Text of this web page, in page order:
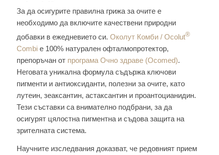
За да осигурите правилна грижа за очите е
необходимо да включите качествени природни
добавки в ежедневието си. Околут Комби / Ocolut®
Combiе 100% натурален офталмопротектор,
препоръчан от програма Очно здраве (Ocomed).
Неговата уникална формула съдържа ключови
пигменти и антиоксиданти, полезни за очите, като
лутеин, зеаксантин, астаксантин и проантоцианидин.
Тези съставки са внимателно подбрани, за да
осигурят цялостна пигментна и съдова защита на
зрителната система.
Научните изследвания доказват, че редовният прием